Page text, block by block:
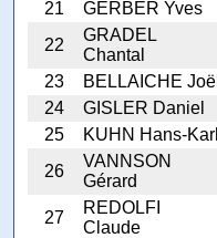
21 GERBER Yves
22
GRADEL
Chantal
23
BELLAICHE Joël
24
GISLER Daniel
25
KUHN Hans-Karl
26
VANNSON
Gérard
27
REDOLFI
Claude